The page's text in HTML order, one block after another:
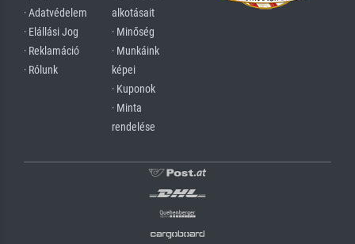
· Adatvédelem
· Elállási Jog
· Reklamáció
· Rólunk
alkotásait
· Minőség
· Munkáink
képei
· Kuponok
· Minta
rendelése